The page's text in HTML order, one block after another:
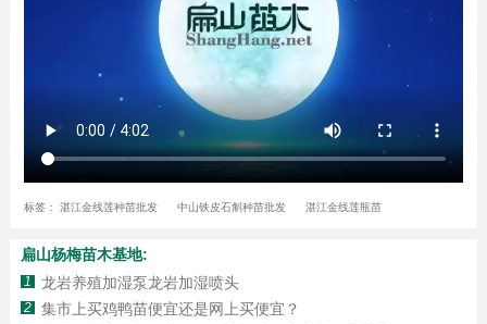
标签： 湛江金线莲种苗批发 中山铁皮石斛种苗批发 湛江金线莲瓶苗
扁山杨梅苗木基地:
1 龙岩养殖加湿泵龙岩加湿喷头
2 集市上买鸡鸭苗便宜还是网上买便宜？